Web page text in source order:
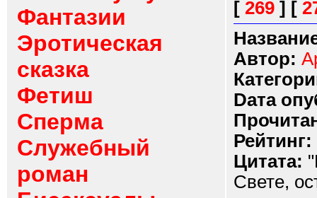
Фантазии
Эротическая
сказка
Фетиш
Сперма
Служебный
роман
[ 269 ] [
Автор:
Dата
Рейтинг:
Цитата:
Свете,